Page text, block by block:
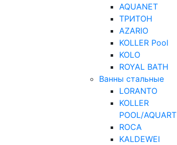
AQUANET
ТРИТОН
AZARIO
KOLLER Pool
KOLO
ROYAL BATH
Ванны стальные
LORANTO
KOLLER
POOL/AQUART
ROCA
KALDEWEI